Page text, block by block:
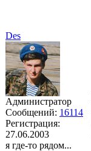
Des
Администратор
Сообщений: 16114
Регистрация:
27.06.2003
я где-то рядом...